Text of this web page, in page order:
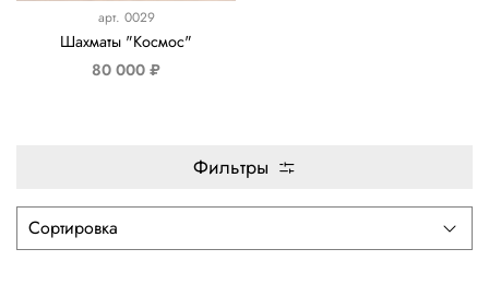
арт. 0029
Шахматы "Космос"
80 000 ₽
Фильтры